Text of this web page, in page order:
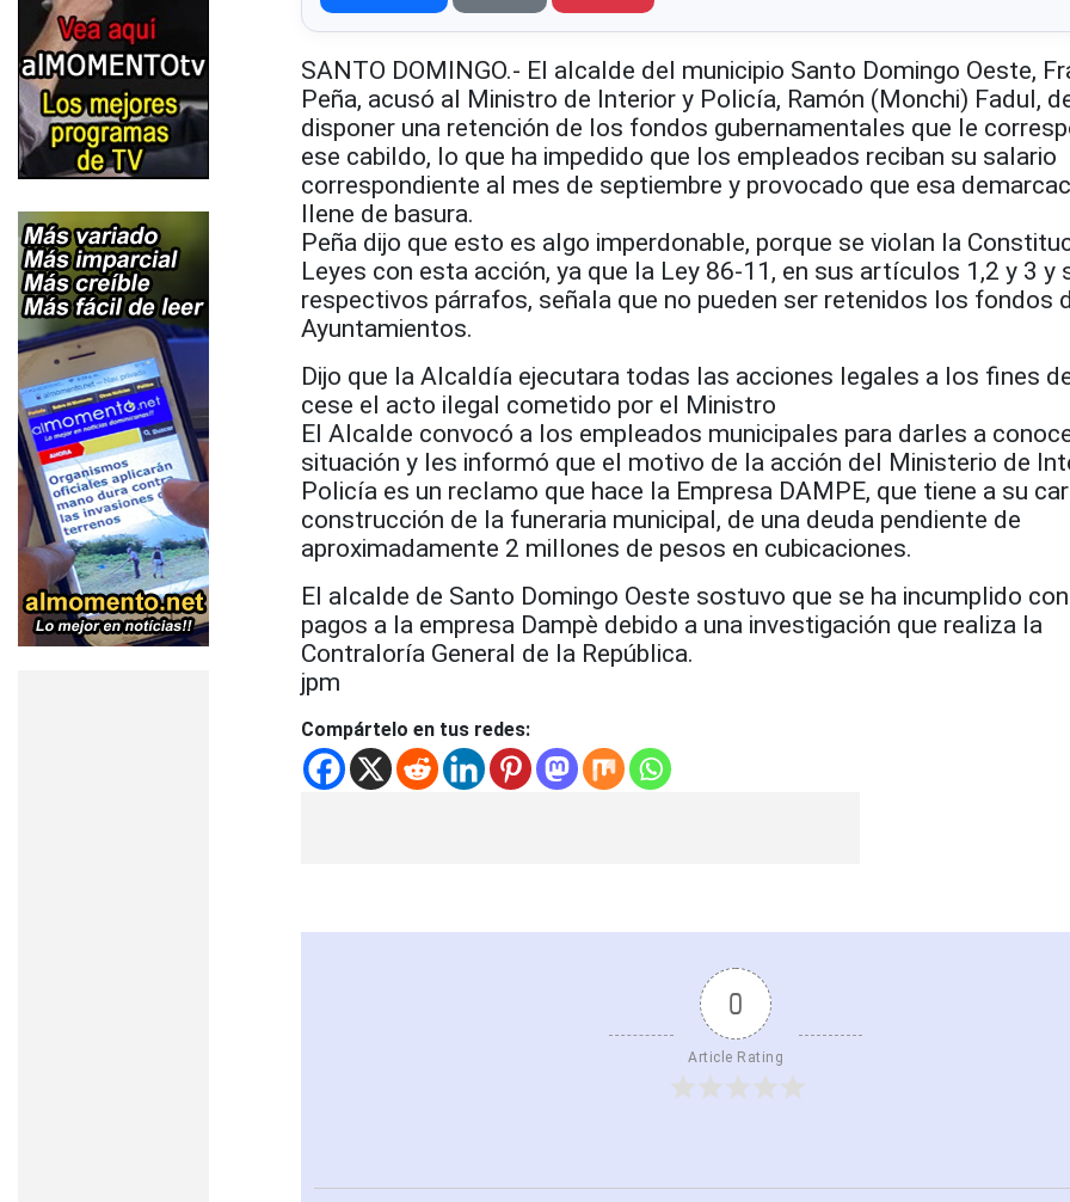
SANTO DOMINGO.- El alcalde del municipio Santo Domingo Oeste,
Peña, acusó al Ministro de Interior y Policía, Ramón (Monchi) Fadul,
disponer una retención de los fondos gubernamentales que le
ese cabildo, lo que ha impedido que los empleados reciban su salario
correspondiente al mes de septiembre y provocado que esa
llene de basura.
Peña dijo que esto es algo imperdonable, porque se violan la
Leyes con esta acción, ya que la Ley 86-11, en sus artículos 1,2 y 3 y
respectivos párrafos, señala que no pueden ser retenidos los fondos
Ayuntamientos.
Dijo que la Alcaldía ejecutara todas las acciones legales a los fines
cese el acto ilegal cometido por el Ministro
El Alcalde convocó a los empleados municipales para darles a
situación y les informó que el motivo de la acción del Ministerio de
Policía es un reclamo que hace la Empresa DAMPE, que tiene a su
construcción de la funeraria municipal, de una deuda pendiente de
aproximadamente 2 millones de pesos en cubicaciones.
El alcalde de Santo Domingo Oeste sostuvo que se ha incumplido
pagos a la empresa Dampè debido a una investigación que realiza la
Contraloría General de la República.
jpm
Compártelo en tus redes:
0
Article Rating